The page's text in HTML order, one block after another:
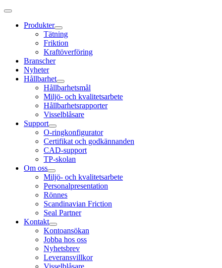
Produkter
Tätning
Friktion
Kraftöverföring
Branscher
Nyheter
Hållbarhet
Hållbarhetsmål
Miljö- och kvalitetsarbete
Hållbarhetsrapporter
Visselblåsare
Support
O-ringkonfigurator
Certifikat och godkännanden
CAD-support
TP-skolan
Om oss
Miljö- och kvalitetsarbete
Personalpresentation
Rönnes
Scandinavian Friction
Seal Partner
Kontakt
Kontoansökan
Jobba hos oss
Nyhetsbrev
Leveransvillkor
Visselblåsare